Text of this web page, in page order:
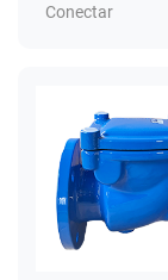
Conectar